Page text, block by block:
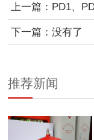
上一篇：PD1、
灭火设备气瓶
下一篇：没有了
推荐新闻